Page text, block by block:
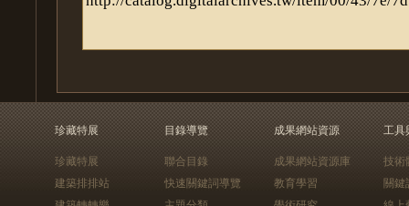
珍藏特展
珍藏特展
建築排排站
目錄導覽
聯合目錄
快速關鍵詞導覽
成果網站資源
成果網站資源庫
教育學習
工具
技術
關鍵